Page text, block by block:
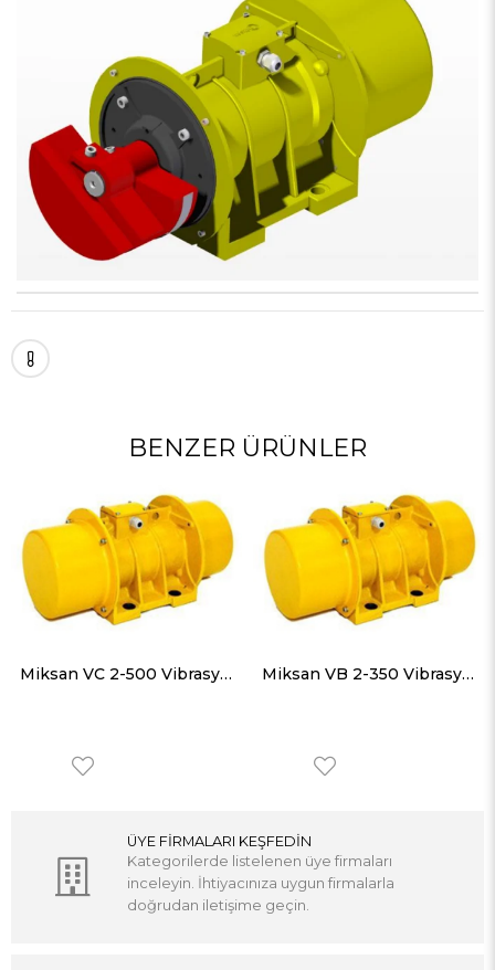
BENZER ÜRÜNLER
Miksan VC 2-500 Vibrasyon Motorları Trifaze (380V) 3000 Devir 500 Kg, 4905 N Miksan VB 2-350 Vibrasyon Motorları Trifaze (380V) 3000 Devir 340 Kg, 3335 N
ÜYE FİRMALARI KEŞFEDİN
Kategorilerde listelenen üye firmaları
inceleyin. İhtiyacınıza uygun firmalarla
doğrudan iletişime geçin.